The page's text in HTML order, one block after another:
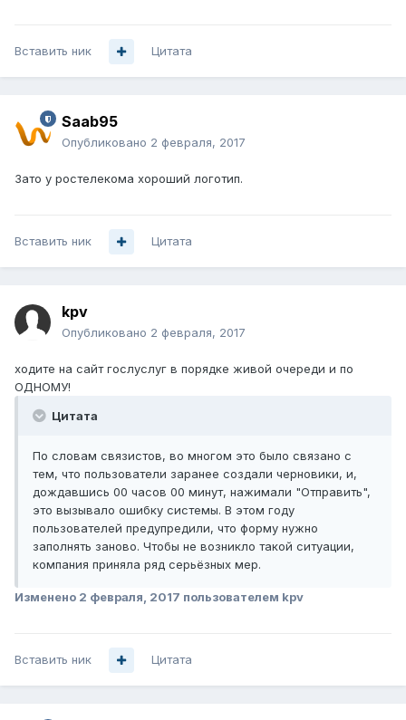
Вставить ник Цитата
Saab95
Опубликовано 2 февраля, 2017
Зато у ростелекома хороший логотип.
Вставить ник Цитата
kpv
Опубликовано 2 февраля, 2017
ходите на сайт гослуслуг в порядке живой очереди и по
ОДНОМУ!
Цитата
По словам связистов, во многом это было связано с
тем, что пользователи заранее создали черновики, и,
дождавшись 00 часов 00 минут, нажимали "Отправить",
это вызывало ошибку системы. В этом году
пользователей предупредили, что форму нужно
заполнять заново. Чтобы не возникло такой ситуации,
компания приняла ряд серьёзных мер.
Изменено 2 февраля, 2017 пользователем kpv
Вставить ник Цитата